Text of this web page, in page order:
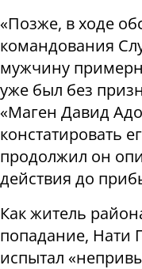
«Позже, в ходе
командования
мужчину
уже был без
«Маген Давид
констатировать
продолжил он
действия до
Как житель
попадание, Нати
испытал